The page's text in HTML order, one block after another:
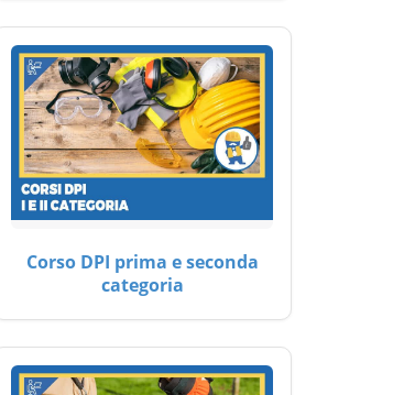
Corso DPI prima e seconda
categoria